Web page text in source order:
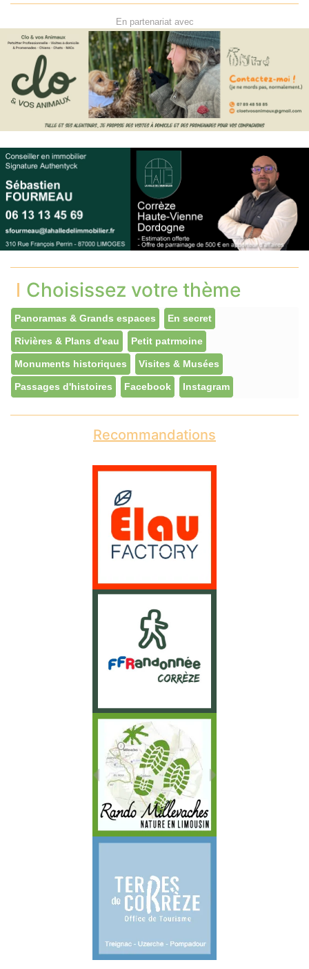
En partenariat avec
Choisissez votre thème
Panoramas & Grands espaces En secret
Rivières & Plans d'eau Petit patrmoine
Monuments historiques Visites & Musées
Passages d'histoires Facebook Instagram
Recommandations